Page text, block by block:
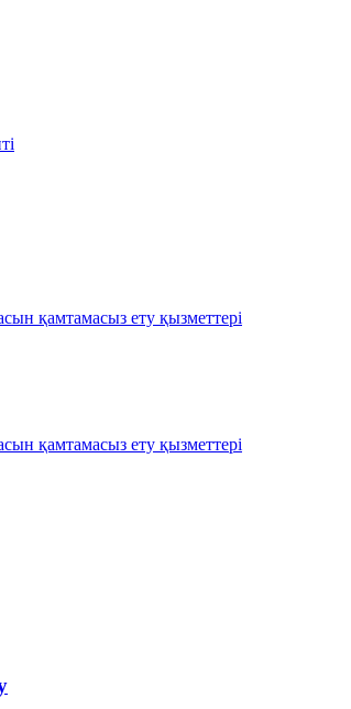
қамтамасыз ету қызметтері
қамтамасыз ету қызметтері